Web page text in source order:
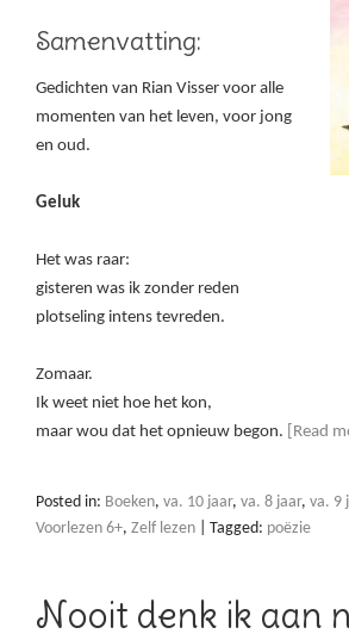
Samenvatting:
Gedichten van Rian Visser voor alle
momenten van het leven, voor jong
en oud.
Geluk
Het was raar:
gisteren was ik zonder reden
plotseling intens tevreden.
Zomaar.
Ik weet niet hoe het kon,
maar wou dat het opnieuw begon.
[Read
Posted in: Boeken, va. 10 jaar, va. 8 jaar, va. 9
Voorlezen 6+, Zelf lezen Tagged: poëzie
Nooit denk ik aan